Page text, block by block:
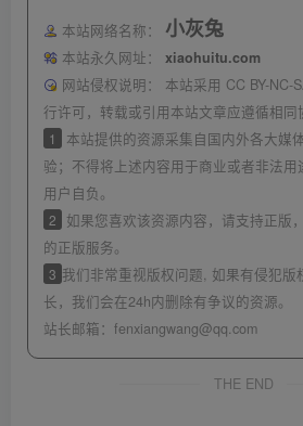
本站网络名称： 小灰兔
本站永久网址：
xiaohuitu.com
网站侵权说明：
本站采用 CC BY-NC-
行许可，转载或引用本站文章应遵循相同
1
本站提供的资源采集自国内外各大媒
验；不得将上述内容用于商业或者非法
用户自负。
2
如果您喜欢该资源内容，请支持正版
的正版服务。
3 我们非常重视版权问题, 如果有侵犯版
长，我们会在24h内删除有争议的资源。
站长邮箱： fenxiangwang@qq.com
THE END